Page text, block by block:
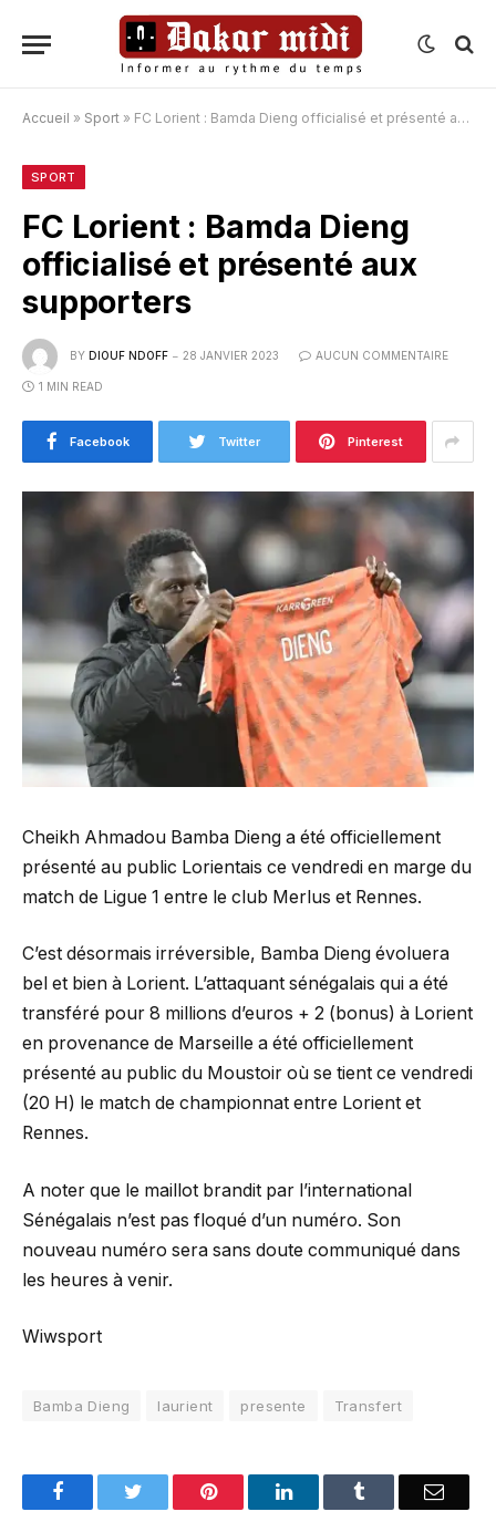
Accueil » Sport » FC Lorient : Bamda Dieng officialisé et présenté aux supporters
SPORT
FC Lorient : Bamda Dieng
officialisé et présenté aux
supporters
BY DIOUF NDOFF 28 JANVIER 2023 AUCUN COMMENTAIRE
1 MIN READ
Facebook Twitter Pinterest
Cheikh Ahmadou Bamba Dieng a été officiellement
présenté au public Lorientais ce vendredi en marge du
match de Ligue 1 entre le club Merlus et Rennes.
C’est désormais irréversible, Bamba Dieng évoluera
bel et bien à Lorient. L’attaquant sénégalais qui a été
transféré pour 8 millions d’euros + 2 (bonus) à Lorient
en provenance de Marseille a été officiellement
présenté au public du Moustoir où se tient ce vendredi
(20 H) le match de championnat entre Lorient et
Rennes.
A noter que le maillot brandit par l’international
Sénégalais n’est pas floqué d’un numéro. Son
nouveau numéro sera sans doute communiqué dans
les heures à venir.
Wiwsport
Bamba Dieng laurient presente Transfert
FacebookTwitter Pinterest LinkedInTumblr Email